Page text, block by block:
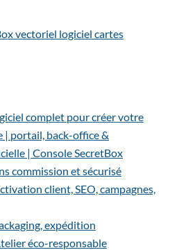
complet pour créer votre
| portail, back-office &
| Console SecretBox
commission et sécurisé
client, SEO, campagnes,
expédition
éco-responsable